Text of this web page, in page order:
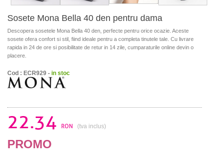
Sosete Mona Bella 40 den pentru dama
Descopera sosetele Mona Bella 40 den, perfecte pentru orice ocazie. Aceste
sosete ofera confort si stil, fiind ideale pentru a completa tinutele tale. Cu livrare
rapida in 24 de ore si posibilitate de retur in 14 zile, cumparaturile online devin o
placere.
Cod : ECR929 - in stoc
22.34 RON (tva inclus)
PROMO